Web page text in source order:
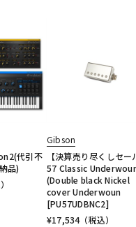
代引不
品)
Gibson
【決算売り尽くしセー
57 Classic
(Double black Nickel
cover Underwoun
[PU57UDBNC2]
¥17,534（税込）